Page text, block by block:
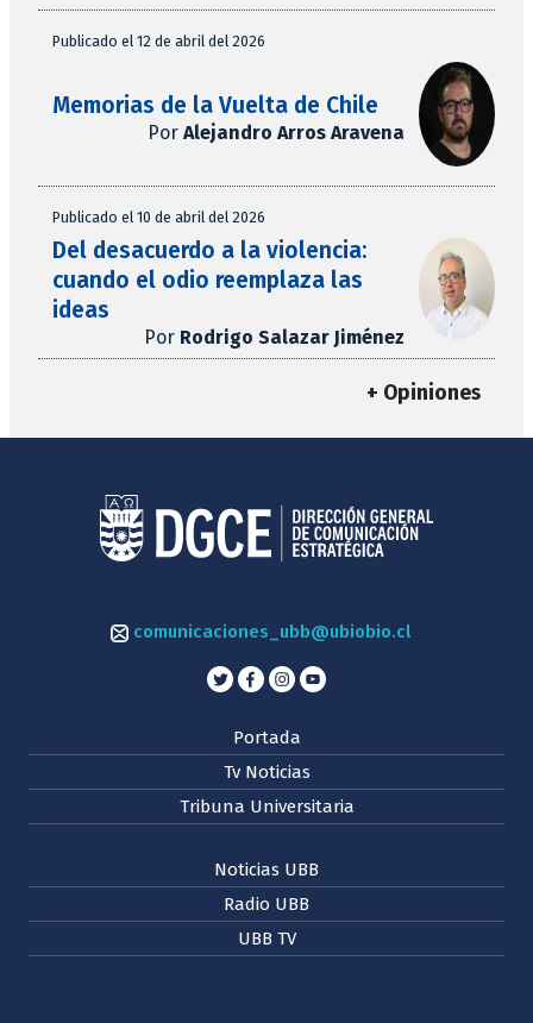
Publicado el 12 de abril del 2026
Memorias de la Vuelta de Chile
Por Alejandro Arros Aravena
Publicado el 10 de abril del 2026
Del desacuerdo a la violencia:
cuando el odio reemplaza las
ideas
Por Rodrigo Salazar Jiménez
+ Opiniones
comunicaciones_ubb@ubiobio.cl
Portada
Tv Noticias
Tribuna Universitaria
Noticias UBB
Radio UBB
UBB TV